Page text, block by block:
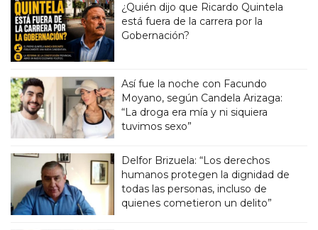
¿Quién dijo que Ricardo Quintela
está fuera de la carrera por la
Gobernación?
Así fue la noche con Facundo
Moyano, según Candela Arizaga:
“La droga era mía y ni siquiera
tuvimos sexo”
Delfor Brizuela: “Los derechos
humanos protegen la dignidad de
todas las personas, incluso de
quienes cometieron un delito”